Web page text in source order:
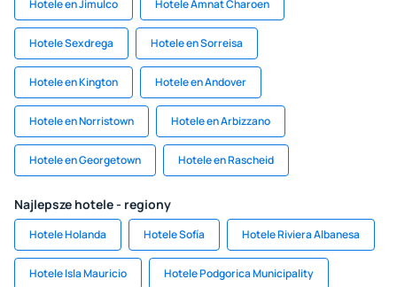
Hotele en Jimulco Hotele Amnat Charoen
Hotele Sexdrega Hotele en Sorreisa
Hotele en Kington Hotele en Andover
Hotele en Norristown Hotele en Arbizzano
Hotele en Georgetown Hotele en Rascheid
Najlepsze hotele - regiony
Hotele Holanda Hotele Sofía Hotele Riviera Albanesa
Hotele Isla Mauricio Hotele Podgorica Municipality